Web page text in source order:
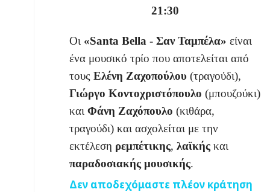
21:30
Οι «Santa Bella - Σαν Ταμπέλα» είναι
ένα μουσικό τρίο που αποτελείται από
τους Ελένη Ζαχοπούλου (τραγούδι),
Γιώργο Κοντοχριστόπουλο (μπουζούκι)
και Φάνη Ζαχόπουλο (κιθάρα,
τραγούδι) και ασχολείται με την
εκτέλεση ρεμπέτικης, λαϊκής και
παραδοσιακής μουσικής.
Δεν αποδεχόμαστε πλέον κράτηση